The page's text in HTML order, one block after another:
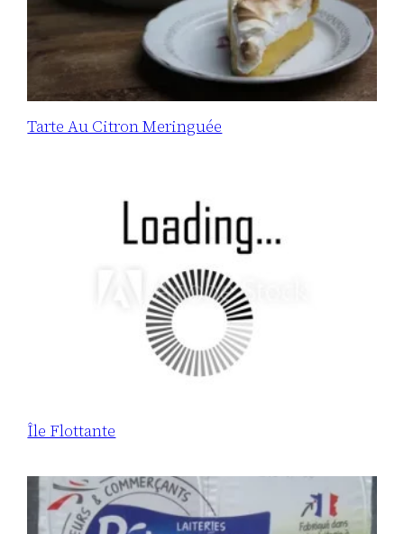
Tarte Au Citron Meringuée
Île Flottante